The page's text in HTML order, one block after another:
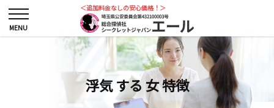
浮気 する 女 特徴
＜追加料金なしの安心価格！＞